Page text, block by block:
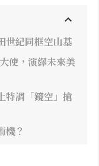
世紀同框空山基
使，演繹未來美
特調「鏡空」搶
機？